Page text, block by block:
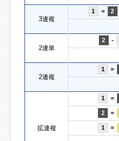
3連複
1 = 2
2連単
2 -
2連複
1 =
拡連複
1 =
2 =
1 =